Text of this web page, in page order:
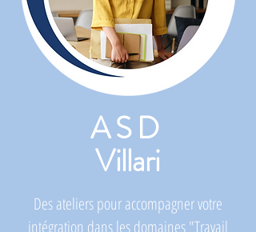
ASD
Villari
Des ateliers pour accompagner votre
intégration dans les domaines "Travail